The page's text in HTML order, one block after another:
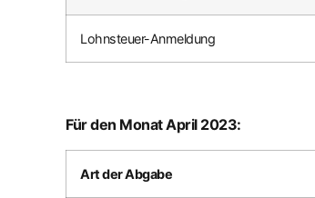
Lohnsteuer-Anmeldung
Für den Monat April 2023:
Art der Abgabe